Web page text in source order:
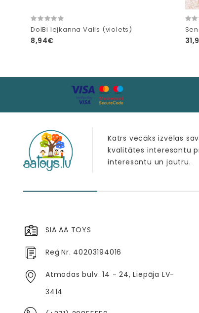
DolBi lejkanna Valis (violets)
8,94€
Katrs vecāks izvēlas
kvalitātes interesantu
interesantu un jautru.
SIA AA TOYS
Reģ.Nr. 40203194016
Atmodas bulv. 14 - 24, Liepāja LV-
3414